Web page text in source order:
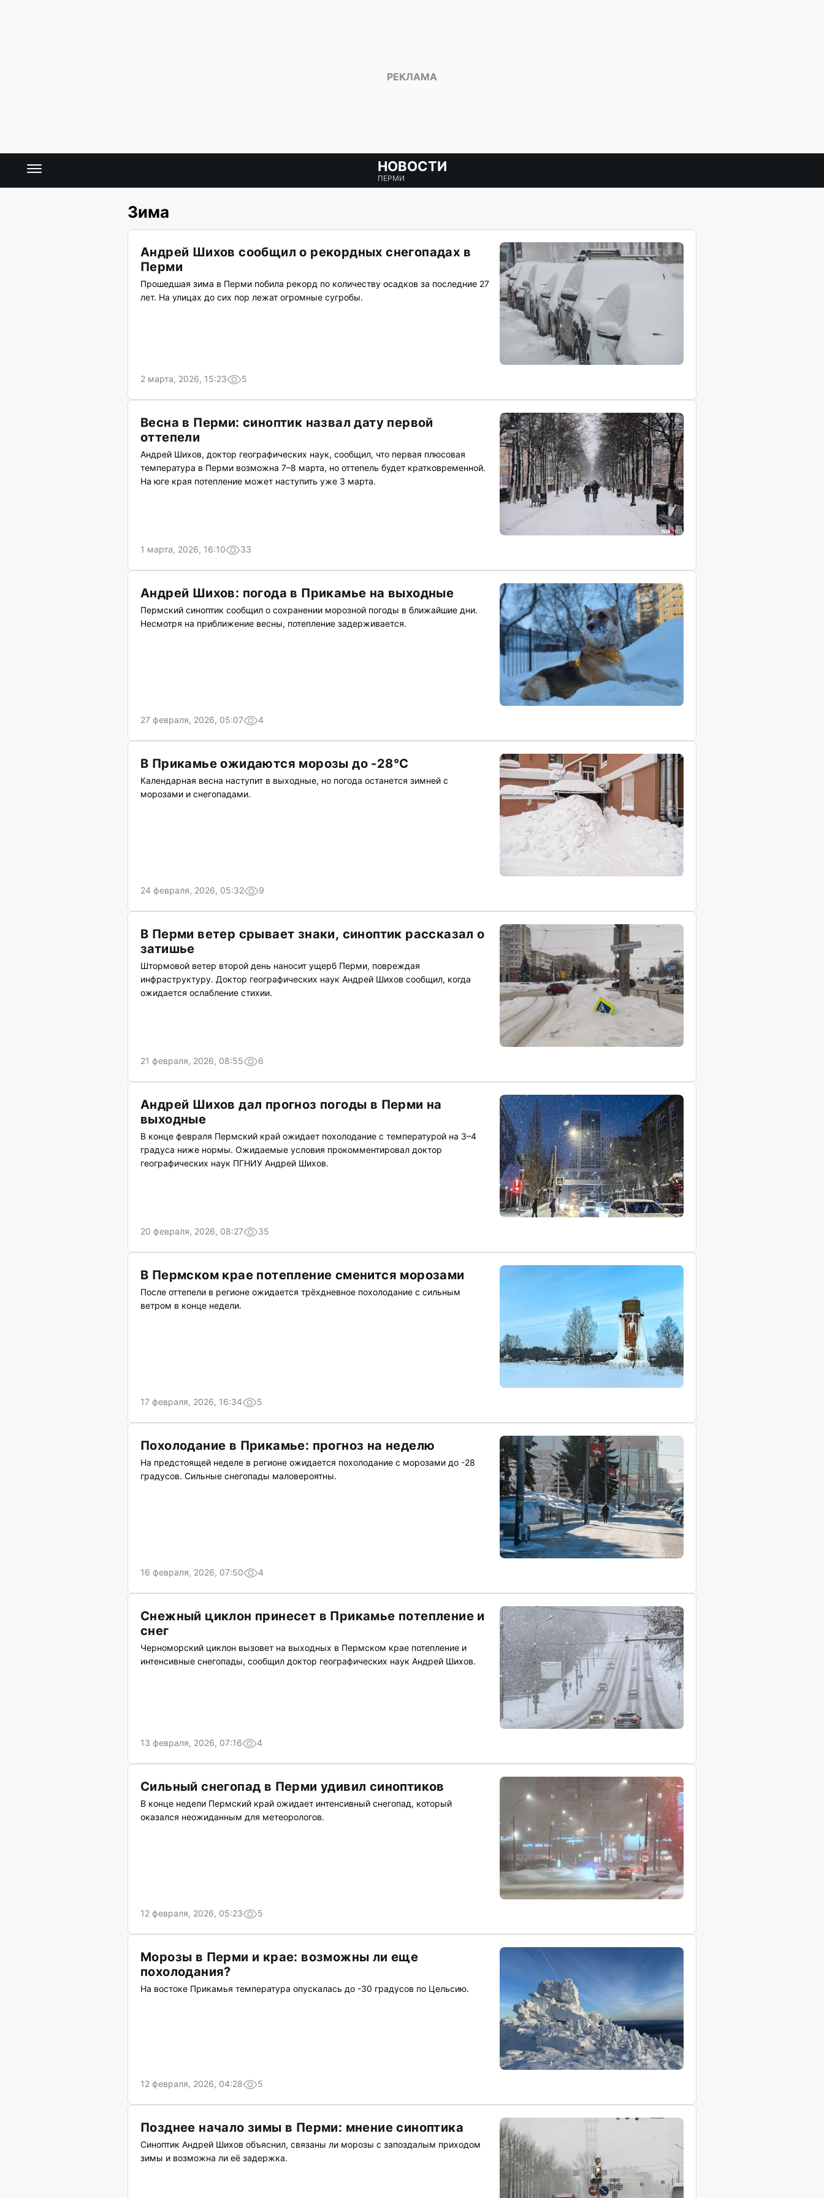
НОВОСТИ
ПЕРМИ
Зима
Андрей Шихов сообщил о рекордных снегопадах в
Перми
Прошедшая зима в Перми побила рекорд по количеству осадков за последние 27
лет. На улицах до сих пор лежат огромные сугробы.
2 марта, 2026, 15:23 5
Весна в Перми: синоптик назвал дату первой
оттепели
Андрей Шихов, доктор географических наук, сообщил, что первая плюсовая
температура в Перми возможна 7–8 марта, но оттепель будет кратковременной.
На юге края потепление может наступить уже 3 марта.
1 марта, 2026, 16:10 33
Андрей Шихов: погода в Прикамье на выходные
Пермский синоптик сообщил о сохранении морозной погоды в ближайшие дни.
Несмотря на приближение весны, потепление задерживается.
27 февраля, 2026, 05:07 4
В Прикамье ожидаются морозы до -28°С
Календарная весна наступит в выходные, но погода останется зимней с
морозами и снегопадами.
24 февраля, 2026, 05:32 9
В Перми ветер срывает знаки, синоптик рассказал о
затишье
Штормовой ветер второй день наносит ущерб Перми, повреждая
инфраструктуру. Доктор географических наук Андрей Шихов сообщил, когда
ожидается ослабление стихии.
21 февраля, 2026, 08:55 6
Андрей Шихов дал прогноз погоды в Перми на
выходные
В конце февраля Пермский край ожидает похолодание с температурой на 3–4
градуса ниже нормы. Ожидаемые условия прокомментировал доктор
географических наук ПГНИУ Андрей Шихов.
20 февраля, 2026, 08:27 35
В Пермском крае потепление сменится морозами
После оттепели в регионе ожидается трёхдневное похолодание с сильным
ветром в конце недели.
17 февраля, 2026, 16:34 5
Похолодание в Прикамье: прогноз на неделю
На предстоящей неделе в регионе ожидается похолодание с морозами до -28
градусов. Сильные снегопады маловероятны.
16 февраля, 2026, 07:50 4
Снежный циклон принесет в Прикамье потепление и
снег
Черноморский циклон вызовет на выходных в Пермском крае потепление и
интенсивные снегопады, сообщил доктор географических наук Андрей Шихов.
13 февраля, 2026, 07:16 4
Сильный снегопад в Перми удивил синоптиков
В конце недели Пермский край ожидает интенсивный снегопад, который
оказался неожиданным для метеорологов.
12 февраля, 2026, 05:23 5
Морозы в Перми и крае: возможны ли еще
похолодания?
На востоке Прикамья температура опускалась до -30 градусов по Цельсию.
12 февраля, 2026, 04:28 5
Позднее начало зимы в Перми: мнение синоптика
Синоптик Андрей Шихов объяснил, связаны ли морозы с запоздалым приходом
зимы и возможна ли её задержка.